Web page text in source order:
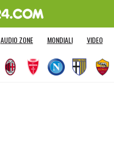
AUDIO ZONE MONDIALI VIDEO